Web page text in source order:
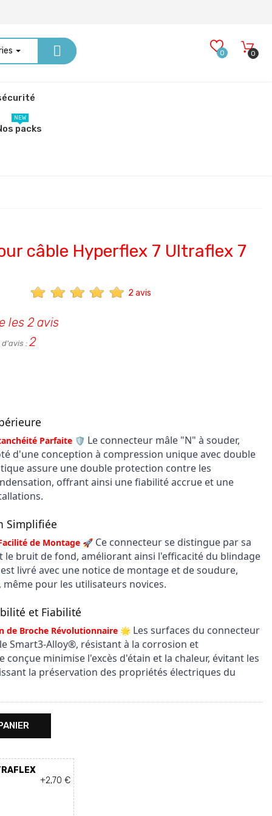
0 0
packs
NEW
câble Hyperflex 7 Ultraflex 7
2 avis
les 2 avis
d'avis : 2
Parfaite 🛡️ Le connecteur mâle "N" à souder,
d'une conception à compression unique avec double
assure une double protection contre les
offrant ainsi une fiabilité accrue et une
Simplifiée
de Montage 🚀Ce connecteur se distingue par sa
bruit de fond, améliorant ainsi l'efficacité du blindage
livré avec une notice de montage et de soudure,
pour les utilisateurs novices.
et Fiabilité
de Broche Révolutionnaire 🌟Les surfaces du connecteur
Smart3-Alloy®, résistant à la corrosion et
minimise l'excès d'étain et la chaleur, évitant les
la préservation des propriétés électriques du
+2,70 €